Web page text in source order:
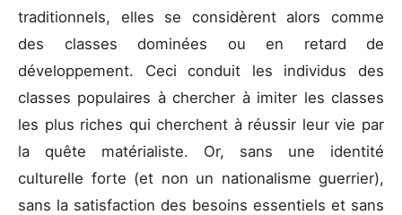
traditionnels, elles se considèrent alors comme
des classes dominées ou en retard de
développement. Ceci conduit les individus des
classes populaires à chercher à imiter les classes
les plus riches qui cherchent à réussir leur vie par
la quête matérialiste. Or, sans une identité
culturelle forte (et non un nationalisme guerrier),
sans la satisfaction des besoins essentiels et sans